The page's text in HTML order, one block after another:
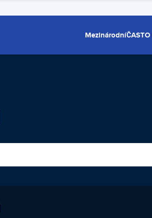
Mezinárodní